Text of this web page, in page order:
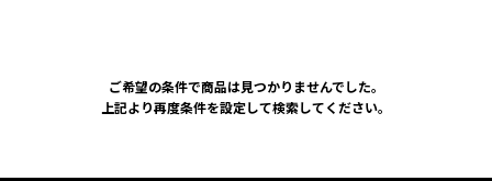
ご希望の条件で商品は見つかりませんでした。
上記より再度条件を設定して検索してください。